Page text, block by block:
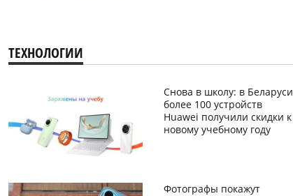
ТЕХНОЛОГИИ
Снова в школу: в Беларуси
более 100 устройств
Huawei получили скидки к
новому учебному году
Фотографы покажут